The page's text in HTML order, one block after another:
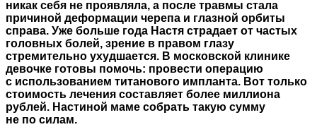
никак себя не проявляла, а после травмы стала
причиной деформации черепа и глазной орбиты
справа. Уже больше года Настя страдает от частых
головных болей, зрение в правом глазу
стремительно ухудшается. В московской клинике
девочке готовы помочь: провести операцию
с использованием титанового импланта. Вот только
стоимость лечения составляет более миллиона
рублей. Настиной маме собрать такую сумму
не по силам.